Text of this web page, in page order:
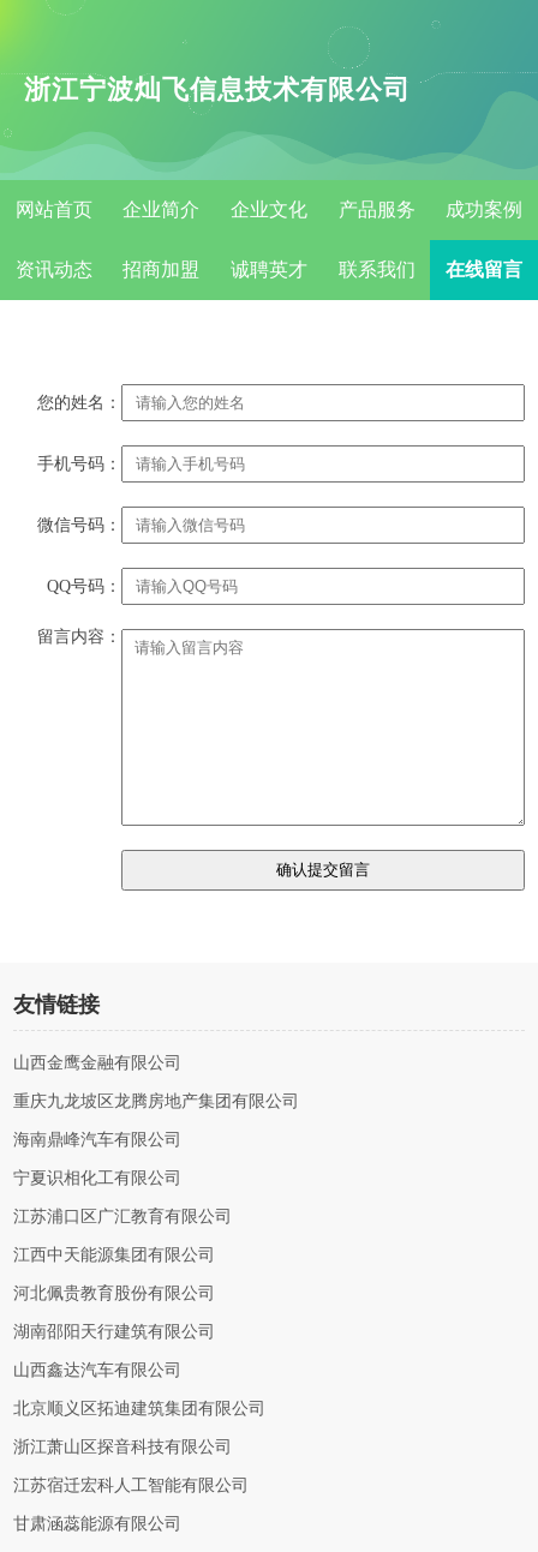
浙江宁波灿飞信息技术有限公司
网站首页 企业简介 企业文化 产品服务 成功案例
资讯动态 招商加盟 诚聘英才 联系我们 在线留言
您的姓名：
手机号码：
微信号码：
QQ号码：
留言内容：
友情链接
山西金鹰金融有限公司
重庆九龙坡区龙腾房地产集团有限公司
海南鼎峰汽车有限公司
宁夏识相化工有限公司
江苏浦口区广汇教育有限公司
江西中天能源集团有限公司
河北佩贵教育股份有限公司
湖南邵阳天行建筑有限公司
山西鑫达汽车有限公司
北京顺义区拓迪建筑集团有限公司
浙江萧山区探音科技有限公司
江苏宿迁宏科人工智能有限公司
甘肃涵蕊能源有限公司